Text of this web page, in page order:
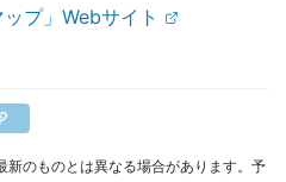
プ」Webサイト
のものとは異なる場合があります。予